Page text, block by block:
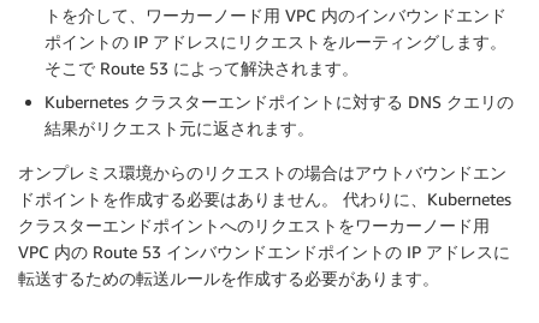
トを介して、ワーカーノード用 VPC 内のインバウンドエンド
ポイントの IP アドレスにリクエストをルーティングします。
そこで Route 53 によって解決されます。
Kubernetes クラスターエンドポイントに対する DNS クエリの
結果がリクエスト元に返されます。
オンプレミス環境からのリクエストの場合はアウトバウンドエン
ドポイントを作成する必要はありません。 代わりに、Kubernetes
クラスターエンドポイントへのリクエストをワーカーノード用
VPC 内の Route 53 インバウンドエンドポイントの IP アドレスに
転送するための転送ルールを作成する必要があります。